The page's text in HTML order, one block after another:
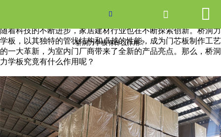
网站首页
产品中心
关于爱游戏ayx体育
走进爱游戏ayx体育

桥洞力学板有什么作用？
 
桥洞力学板有什么作用？
随着科技的不断进步，家居建材行业也在不断探索创新。桥洞力
学板，以其独特的管状结构和卓越的性能，成为门芯板制作工艺
的一大革新，为室内门厂商带来了全新的产品亮点。那么，桥洞
力学板究竟有什么作用呢？